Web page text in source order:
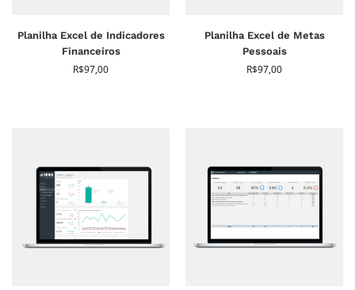
Planilha Excel de Indicadores
Financeiros
R$97,00
Planilha Excel de Metas
Pessoais
R$97,00